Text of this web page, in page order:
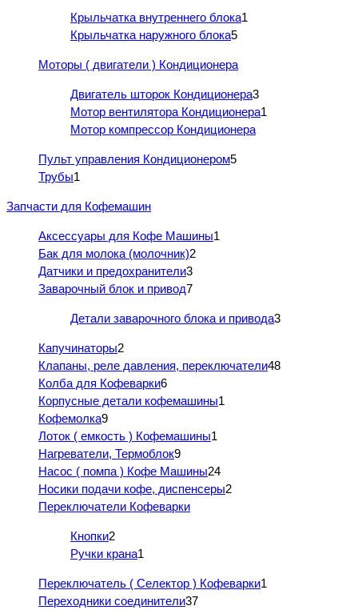
Крыльчатка внутреннего блока1
Крыльчатка наружного блока5
Моторы ( двигатели ) Кондиционера
Двигатель шторок Кондиционера3
Мотор вентилятора Кондиционера1
Мотор компрессор Кондиционера
Пульт управления Кондиционером5
Трубы1
Запчасти для Кофемашин
Аксессуары для Кофе Машины1
Бак для молока (молочник)2
Датчики и предохранители3
Заварочный блок и привод7
Детали заварочного блока и привода3
Капучинаторы2
Клапаны, реле давления, переключатели48
Колба для Кофеварки6
Корпусные детали кофемашины1
Кофемолка9
Лоток ( емкость ) Кофемашины1
Нагреватели, Термоблок9
Насос ( помпа ) Кофе Машины24
Носики подачи кофе, диспенсеры2
Переключатели Кофеварки
Кнопки2
Ручки крана1
Переключатель ( Селектор ) Кофеварки1
Переходники соединители37